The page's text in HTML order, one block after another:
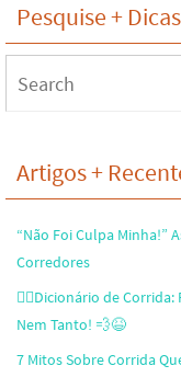
Pesquise +
Artigos +
“Não Foi Culpa Minha!”
Corredores
🏃‍♂️Dicionário de
Nem Tanto! 💨😆
7 Mitos Sobre Corrida